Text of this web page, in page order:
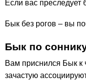
Если вас преследует
Бык без рогов – вы
Бык по
Вам приснился Бык к
зачастую